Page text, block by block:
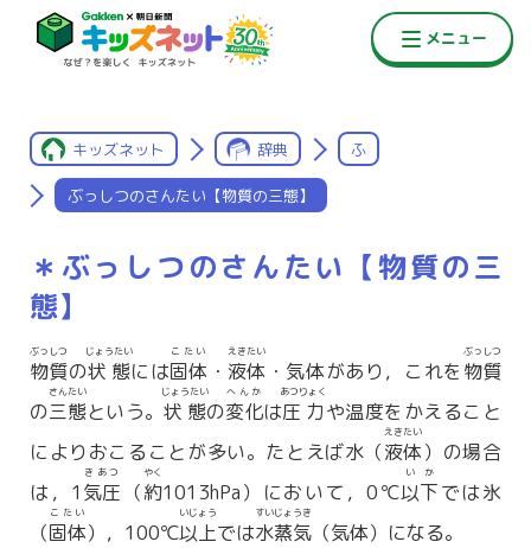
キッズネット 辞典 ふ
ぶっしつのさんたい【物質の三態】
＊ぶっしつのさんたい【物質の三
態】
物質
ぶっしつ
の状態
じょうたい
には固体
こたい
・ 液体
えきたい
・気体があり，これを 物質
ぶっしつ
の三態
さんたい
という。 状態
じょうたい
の変化
へんか
は圧力
あつりょく
や温度をかえること
によりおこることが多い。たとえば水（液体
えきたい
）の場合
は，1 気圧
きあつ
（約
やく
1013hPa）において，0℃以下
いか
では氷
（固体
こたい
），100℃以上
いじょう
では水蒸気
すいじょうき
（気体）になる。